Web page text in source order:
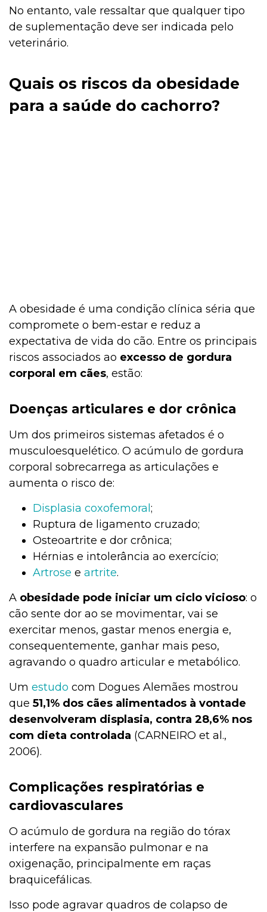
No entanto, vale ressaltar que qualquer tipo
de suplementação deve ser indicada pelo
veterinário.
Quais os riscos da obesidade
para a saúde do cachorro?
A obesidade é uma condição clínica séria que
compromete o bem-estar e reduz a
expectativa de vida do cão. Entre os principais
riscos associados ao excesso de gordura
corporal em cães, estão:
Doenças articulares e dor crônica
Um dos primeiros sistemas afetados é o
musculoesquelético. O acúmulo de gordura
corporal sobrecarrega as articulações e
aumenta o risco de:
Displasia coxofemoral;
Ruptura de ligamento cruzado;
Osteoartrite e dor crônica;
Hérnias e intolerância ao exercício;
Artrose e artrite.
A obesidade pode iniciar um ciclo vicioso: o
cão sente dor ao se movimentar, vai se
exercitar menos, gastar menos energia e,
consequentemente, ganhar mais peso,
agravando o quadro articular e metabólico.
Um estudo com Dogues Alemães mostrou
que 51,1% dos cães alimentados à vontade
desenvolveram displasia, contra 28,6% nos
com dieta controlada (CARNEIRO et al.,
2006).
Complicações respiratórias e
cardiovasculares
O acúmulo de gordura na região do tórax
interfere na expansão pulmonar e na
oxigenação, principalmente em raças
braquicefálicas.
Isso pode agravar quadros de colapso de